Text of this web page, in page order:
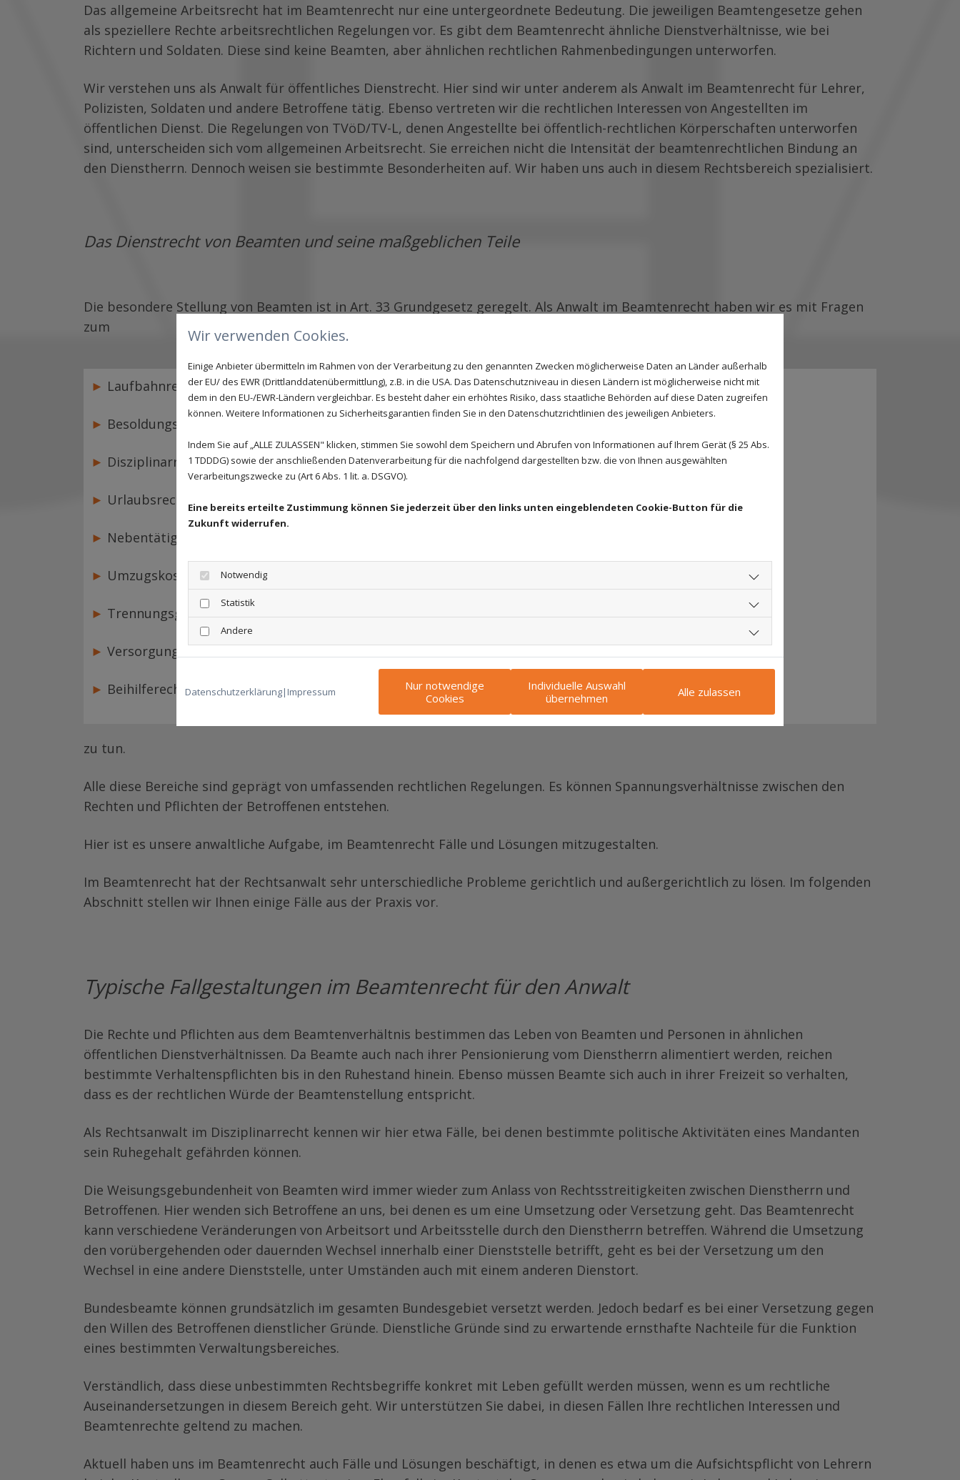
Das allgemeine Arbeitsrecht hat im Beamtenrecht nur eine untergeordnete Bedeutung. Die jeweiligen Beamtengesetze gehen
als speziellere Rechte arbeitsrechtlichen Regelungen vor. Es gibt dem Beamtenrecht ähnliche Dienstverhältnisse, wie bei
Richtern und Soldaten. Diese sind keine Beamten, aber ähnlichen rechtlichen Rahmenbedingungen unterworfen.
Wir verstehen uns als Anwalt für öffentliches Dienstrecht. Hier sind wir unter anderem als Anwalt im Beamtenrecht für Lehrer,
Polizisten, Soldaten und andere Betroffene tätig. Ebenso vertreten wir die rechtlichen Interessen von Angestellten im
öffentlichen Dienst. Die Regelungen von TVöD/TV-L, denen Angestellte bei öffentlich-rechtlichen Körperschaften unterworfen
sind, unterscheiden sich vom allgemeinen Arbeitsrecht. Sie erreichen nicht die Intensität der beamtenrechtlichen Bindung an
den Dienstherrn. Dennoch weisen sie bestimmte Besonderheiten auf. Wir haben uns auch in diesem Rechtsbereich spezialisiert.
Das Dienstrecht von Beamten und seine maßgeblichen Teile
Die besondere Stellung von Beamten ist in Art. 33 Grundgesetz geregelt. Als Anwalt im Beamtenrecht haben wir es mit Fragen
zum
► Laufbahnrecht
► Besoldungsrecht
► Disziplinarrecht
► Urlaubsrecht
► Nebentätigkeitsrecht
► Umzugskostenrecht
► Trennungsgeldrecht
► Versorgungsrecht mit dem Hinterbliebenenrecht, dem Recht der Ruhebezüge sowie der Dienstunfälle
► Beihilferecht
zu tun.
Alle diese Bereiche sind geprägt von umfassenden rechtlichen Regelungen. Es können Spannungsverhältnisse zwischen den
Rechten und Pflichten der Betroffenen entstehen.
Hier ist es unsere anwaltliche Aufgabe, im Beamtenrecht Fälle und Lösungen mitzugestalten.
Im Beamtenrecht hat der Rechtsanwalt sehr unterschiedliche Probleme gerichtlich und außergerichtlich zu lösen. Im folgenden
Abschnitt stellen wir Ihnen einige Fälle aus der Praxis vor.
Typische Fallgestaltungen im Beamtenrecht für den Anwalt
Die Rechte und Pflichten aus dem Beamtenverhältnis bestimmen das Leben von Beamten und Personen in ähnlichen
öffentlichen Dienstverhältnissen. Da Beamte auch nach ihrer Pensionierung vom Dienstherrn alimentiert werden, reichen
bestimmte Verhaltenspflichten bis in den Ruhestand hinein. Ebenso müssen Beamte sich auch in ihrer Freizeit so verhalten,
dass es der rechtlichen Würde der Beamtenstellung entspricht.
Als Rechtsanwalt im Disziplinarrecht kennen wir hier etwa Fälle, bei denen bestimmte politische Aktivitäten eines Mandanten
sein Ruhegehalt gefährden können.
Die Weisungsgebundenheit von Beamten wird immer wieder zum Anlass von Rechtsstreitigkeiten zwischen Dienstherrn und
Betroffenen. Hier wenden sich Betroffene an uns, bei denen es um eine Umsetzung oder Versetzung geht. Das Beamtenrecht
kann verschiedene Veränderungen von Arbeitsort und Arbeitsstelle durch den Dienstherrn betreffen. Während die Umsetzung
den vorübergehenden oder dauernden Wechsel innerhalb einer Dienststelle betrifft, geht es bei der Versetzung um den
Wechsel in eine andere Dienststelle, unter Umständen auch mit einem anderen Dienstort.
Bundesbeamte können grundsätzlich im gesamten Bundesgebiet versetzt werden. Jedoch bedarf es bei einer Versetzung gegen
den Willen des Betroffenen dienstlicher Gründe. Dienstliche Gründe sind zu erwartende ernsthafte Nachteile für die Funktion
eines bestimmten Verwaltungsbereiches.
Verständlich, dass diese unbestimmten Rechtsbegriffe konkret mit Leben gefüllt werden müssen, wenn es um rechtliche
Auseinandersetzungen in diesem Bereich geht. Wir unterstützen Sie dabei, in diesen Fällen Ihre rechtlichen Interessen und
Beamtenrechte geltend zu machen.
Aktuell haben uns im Beamtenrecht auch Fälle und Lösungen beschäftigt, in denen es etwa um die Aufsichtspflicht von Lehrern
Wir verwenden Cookies.
Einige Anbieter übermitteln im Rahmen von der Verarbeitung zu den genannten Zwecken möglicherweise Daten an Länder außerhalb
der EU/ des EWR (Drittlanddatenübermittlung), z.B. in die USA. Das Datenschutzniveau in diesen Ländern ist möglicherweise nicht mit
dem in den EU-/EWR-Ländern vergleichbar. Es besteht daher ein erhöhtes Risiko, dass staatliche Behörden auf diese Daten zugreifen
können. Weitere Informationen zu Sicherheitsgarantien finden Sie in den Datenschutzrichtlinien des jeweiligen Anbieters.
Indem Sie auf „ALLE ZULASSEN" klicken, stimmen Sie sowohl dem Speichern und Abrufen von Informationen auf Ihrem Gerät (§ 25 Abs.
1 TDDDG) sowie der anschließenden Datenverarbeitung für die nachfolgend dargestellten bzw. die von Ihnen ausgewählten
Verarbeitungszwecke zu (Art 6 Abs. 1 lit. a. DSGVO).
Eine bereits erteilte Zustimmung können Sie jederzeit über den links unten eingeblendeten Cookie-Button für die
Zukunft widerrufen.
Notwendig
Statistik
Andere
Datenschutzerklärung| Impressum
Nur notwendige
Cookies
Individuelle Auswahl
übernehmen
Alle zulassen